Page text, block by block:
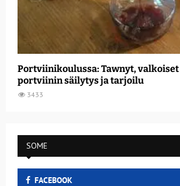
Portviinikoulussa: Tawnyt, valkoiset
portviinin säilytys ja tarjoilu
3433
SOME
FACEBOOK